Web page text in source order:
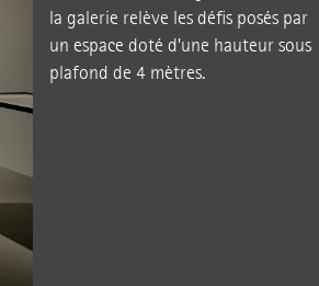
la galerie relève les défis posés par
un espace doté d’une hauteur sous
plafond de 4 mètres.